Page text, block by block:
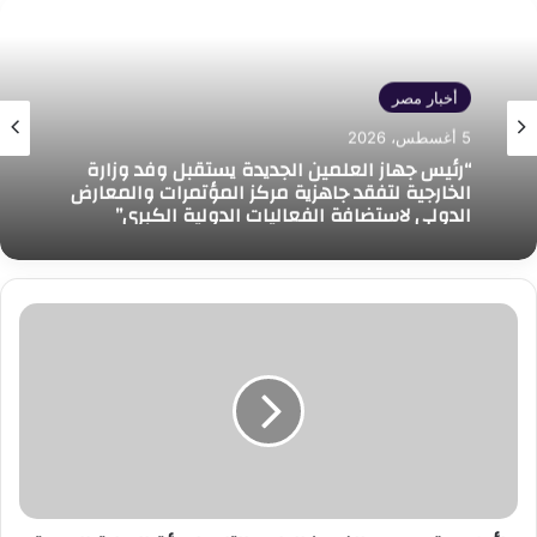
أخبار مصر
5 أغسطس، 2026
“رئيس جهاز العلمين الجديدة يستقبل وفد وزارة
الخارجية لتفقد جاهزية مركز المؤتمرات والمعارض
الدولي لاستضافة الفعاليات الدولية الكبرى”
لأول
الصحية